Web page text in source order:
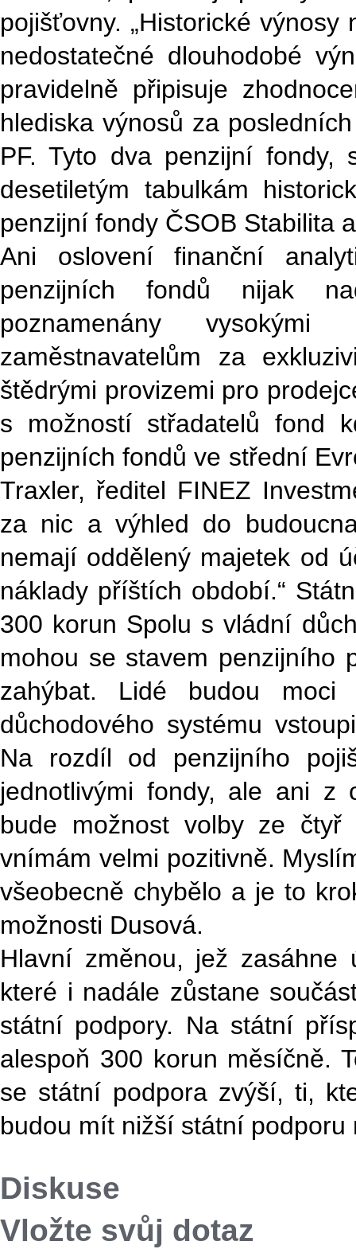
pojišťovny. „Historické
nedostatečné dlouhodobé
pravidelně připisuje
hlediska výnosů za
PF. Tyto dva penzijní fondy,
desetiletým tabulkám
penzijní fondy ČSOB Stabilita
Ani oslovení finanční
penzijních fondů nijak
poznamenány
zaměstnavatelům za
štědrými provizemi pro
s možností střadatelů fond
penzijních fondů ve střední
Traxler, ředitel FINEZ
za nic a výhled do
nemají oddělený majetek od
náklady příštích období.“
300 korun Spolu s vládní
mohou se stavem penzijního
zahýbat. Lidé budou
důchodového systému
Na rozdíl od penzijního
jednotlivými fondy, ale ani z
bude možnost volby ze čtyř
vnímám velmi pozitivně.
všeobecně chybělo a je to
možnosti Dusová.
Hlavní změnou, jež zasáhne
které i nadále zůstane
státní podpory. Na státní
alespoň 300 korun měsíčně.
se státní podpora zvýší, ti,
budou mít nižší státní podporu
Diskuse
Vložte svůj dotaz